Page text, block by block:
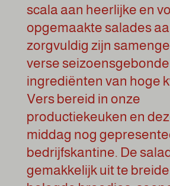
scala aan heerlijke en
opgemaakte salades
zorgvuldig zijn
verse
ingrediënten van hoge
Vers bereid in onze
productiekeuken en
middag nog
bedrijfskantine. De
gemakkelijk uit te